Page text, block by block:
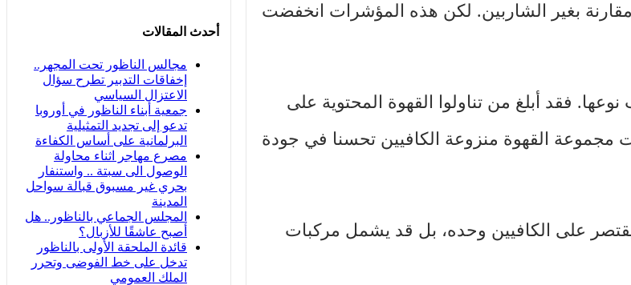
مقارنة بغير الشاربين. لكن هذه المؤشرات انخفضت
فقد أبلغ من تناولوا القهوة المحتوية على
مجموعة القهوة منزوعة الكافيين تحسنا في جودة
يقتصر على الكافيين وحده، بل قد يشمل مركبات
أحدث المقالات
مجالس الناظور تحت المجهر..
إخفاقات التدبير تطرح سؤال
الاعتزال السياسي
جمعية أبناء الناظور في أوروبا
تدعو إلى تجديد التمثيلية
البرلمانية على أساس الكفاءة
مصرع مهاجر اثناء محاولة
الوصول الى سبتة .. واستنفار
بحري غير مسبوق قبالة سواحل
المدينة
المجلس الجماعي بالناظور.. هل
أصبح عاشقًا للأزبال؟
قائدة الملحقة الأولى بالناظور
تدخل على خط الفوضى وتحرر
الملك العمومي